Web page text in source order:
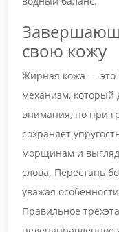
свою кожу
Жирная кожа — это
механизм, который
внимания, но при
сохраняет
морщинам и
слова. Перестань
уважая
Правильное